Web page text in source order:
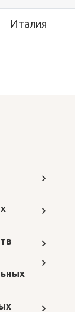
Италия